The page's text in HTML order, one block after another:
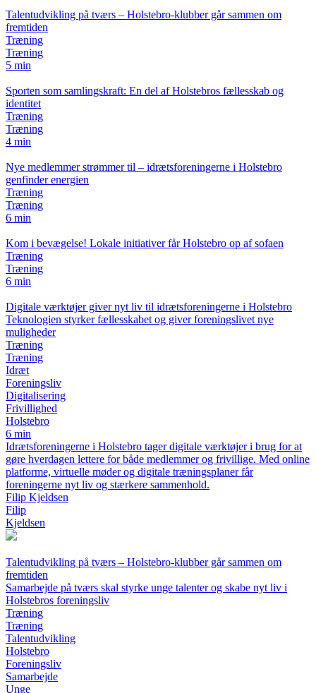
Talentudvikling på tværs – Holstebro-klubber går sammen om
fremtiden
Træning
Træning
5 min
Sporten som samlingskraft: En del af Holstebros fællesskab og
identitet
Træning
Træning
4 min
Nye medlemmer strømmer til – idrætsforeningerne i Holstebro
genfinder energien
Træning
Træning
6 min
Kom i bevægelse! Lokale initiativer får Holstebro op af sofaen
Træning
Træning
6 min
Digitale værktøjer giver nyt liv til idrætsforeningerne i Holstebro
Teknologien styrker fællesskabet og giver foreningslivet nye
muligheder
Træning
Træning
Idræt
Foreningsliv
Digitalisering
Frivillighed
Holstebro
6 min
Idrætsforeningerne i Holstebro tager digitale værktøjer i brug for at
gøre hverdagen lettere for både medlemmer og frivillige. Med online
platforme, virtuelle møder og digitale træningsplaner får
foreningerne nyt liv og stærkere sammenhold.
Filip Kjeldsen
Filip
Kjeldsen
Talentudvikling på tværs – Holstebro-klubber går sammen om
fremtiden
Samarbejde på tværs skal styrke unge talenter og skabe nyt liv i
Holstebros foreningsliv
Træning
Træning
Talentudvikling
Holstebro
Foreningsliv
Samarbejde
Unge